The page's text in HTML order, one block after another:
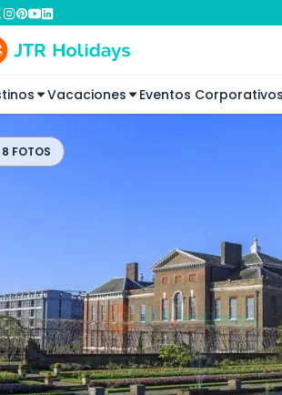
Vacaciones Eventos Corporativos
FOTOS